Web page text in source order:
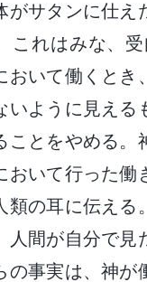
がサタンに仕え
これはみな、
おいて働くとき
いように見える
ことをやめる。
おいて行った働
類の耳に伝える
人間が自分で見
の事実は、神が